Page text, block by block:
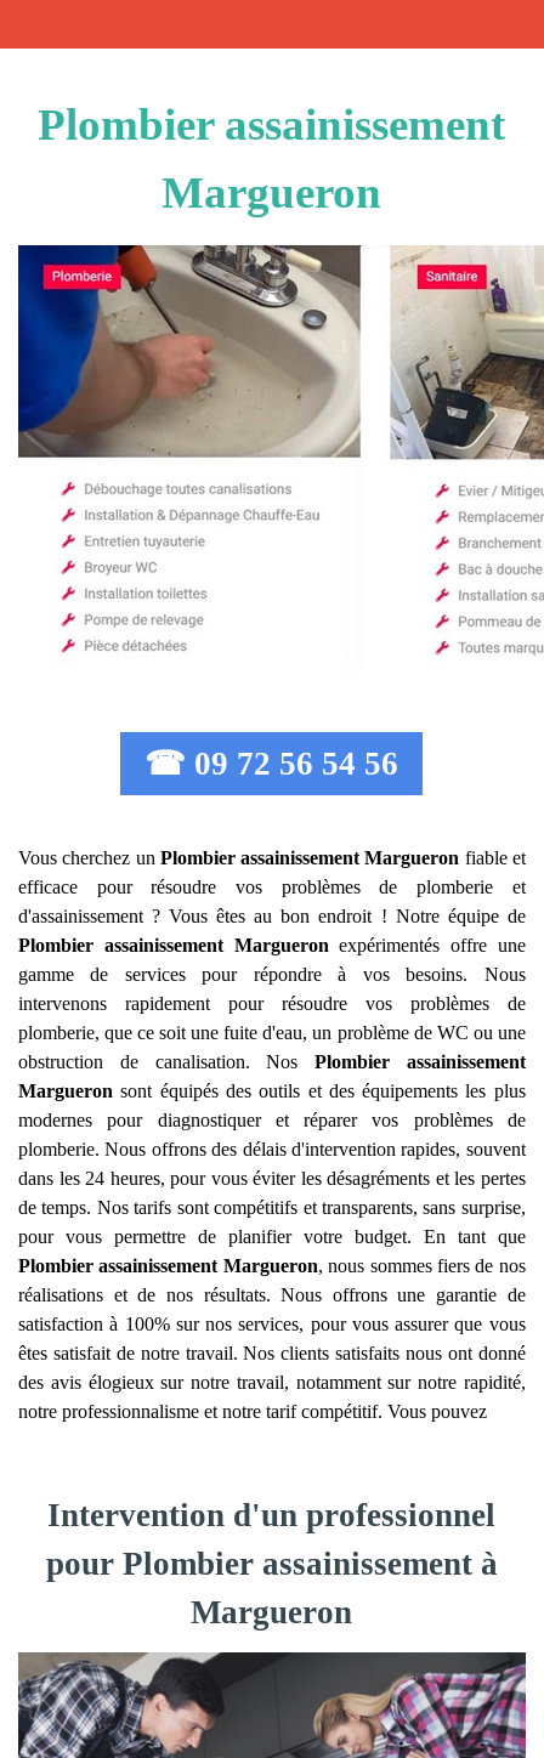
Plombier assainissement
Margueron
☎ 09 72 56 54 56
Vous cherchez un Plombier assainissement Margueron fiable et
efficace pour résoudre vos problèmes de plomberie et
d'assainissement ? Vous êtes au bon endroit ! Notre équipe de
Plombier assainissement Margueron expérimentés offre une
gamme de services pour répondre à vos besoins. Nous
intervenons rapidement pour résoudre vos problèmes de
plomberie, que ce soit une fuite d'eau, un problème de WC ou une
obstruction de canalisation. Nos Plombier assainissement
Margueron sont équipés des outils et des équipements les plus
modernes pour diagnostiquer et réparer vos problèmes de
plomberie. Nous offrons des délais d'intervention rapides, souvent
dans les 24 heures, pour vous éviter les désagréments et les pertes
de temps. Nos tarifs sont compétitifs et transparents, sans surprise,
pour vous permettre de planifier votre budget. En tant que
Plombier assainissement Margueron, nous sommes fiers de nos
réalisations et de nos résultats. Nous offrons une garantie de
satisfaction à 100% sur nos services, pour vous assurer que vous
êtes satisfait de notre travail. Nos clients satisfaits nous ont donné
des avis élogieux sur notre travail, notamment sur notre rapidité,
notre professionnalisme et notre tarif compétitif. Vous pouvez
Intervention d'un professionnel
pour Plombier assainissement à
Margueron